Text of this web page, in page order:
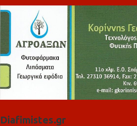
Diafimistes.gr